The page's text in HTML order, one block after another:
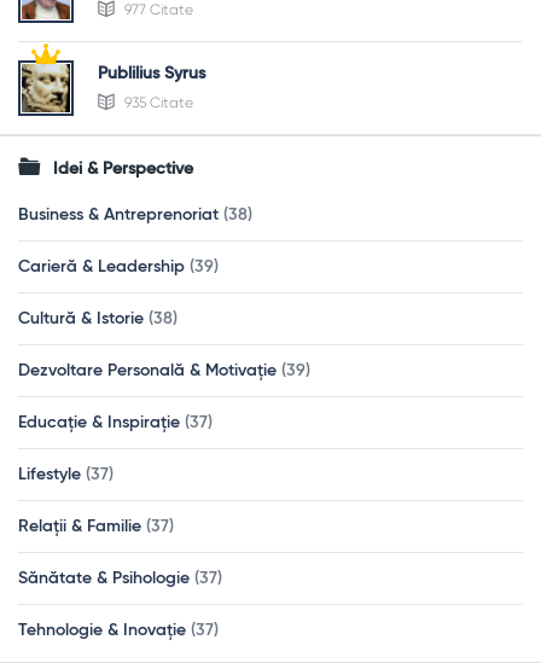
977 Citate
Publilius Syrus
935 Citate
Idei & Perspective
Business & Antreprenoriat (38)
Carieră & Leadership (39)
Cultură & Istorie (38)
Dezvoltare Personală & Motivație (39)
Educație & Inspirație (37)
Lifestyle (37)
Relații & Familie (37)
Sănătate & Psihologie (37)
Tehnologie & Inovație (37)